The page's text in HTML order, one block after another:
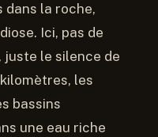
dans la roche,
Ici, pas de
juste le silence de
les
bassins
une eau riche